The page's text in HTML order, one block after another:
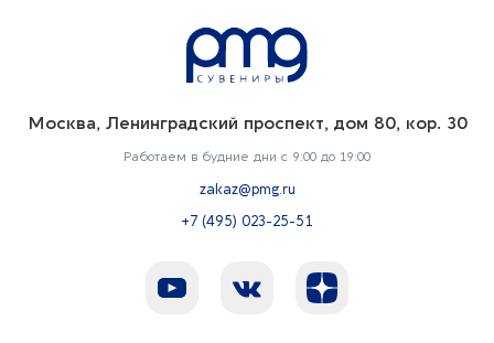
Москва, Ленинградский проспект, дом 80, кор. 30
Работаем в будние дни с 9:00 до 19:00
zakaz@pmg.ru
+7 (495) 023-25-51